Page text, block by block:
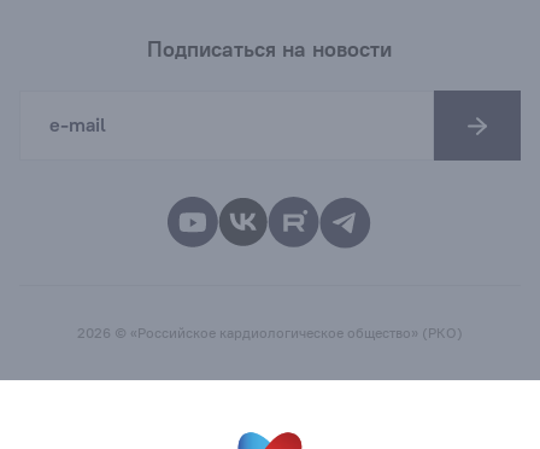
Подписаться на новости
2026 © «Российское кардиологическое общество» (РКО)